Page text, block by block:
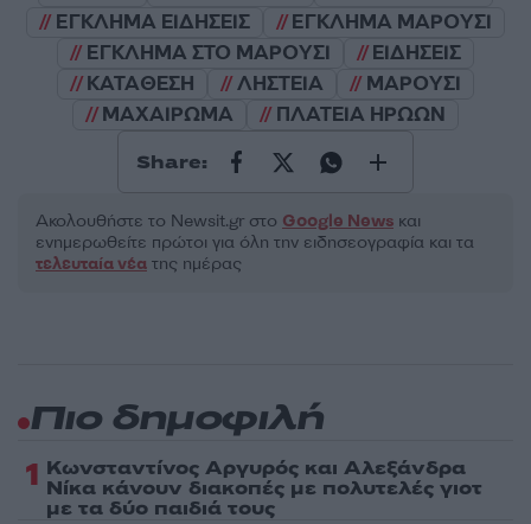
ΕΓΚΛΗΜΑ ΕΙΔΗΣΕΙΣ
ΕΓΚΛΗΜΑ ΜΑΡΟΥΣΙ
ΕΓΚΛΗΜΑ ΣΤΟ ΜΑΡΟΥΣΙ
ΕΙΔΗΣΕΙΣ
ΚΑΤΑΘΕΣΗ
ΛΗΣΤΕΙΑ
ΜΑΡΟΥΣΙ
ΜΑΧΑΙΡΩΜΑ
ΠΛΑΤΕΙΑ ΗΡΩΩΝ
Share:
Ακολουθήστε το Νewsit.gr στο Google News και
ενημερωθείτε πρώτοι για όλη την ειδησεογραφία και τα
τελευταία νέα της ημέρας
Πιο δημοφιλή
1 Κωνσταντίνος Αργυρός και Αλεξάνδρα
Νίκα κάνουν διακοπές με πολυτελές γιοτ
με τα δύο παιδιά τους